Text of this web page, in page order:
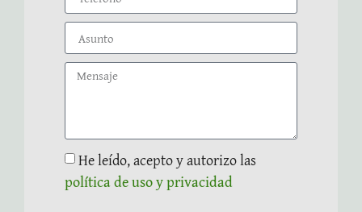
He leído, acepto y autorizo las
política de uso y privacidad